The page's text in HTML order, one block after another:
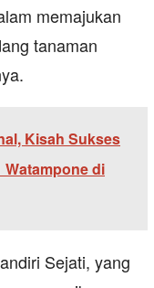
memajukan
tanaman
Kisah Sukses
Watampone di
Sejati, yang